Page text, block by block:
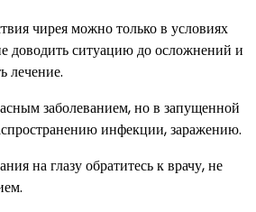
чирея можно только в условиях
доводить ситуацию до осложнений и
лечение.
заболеванием, но в запущенной
инфекции, заражению.
на глазу обратитесь к врачу, не